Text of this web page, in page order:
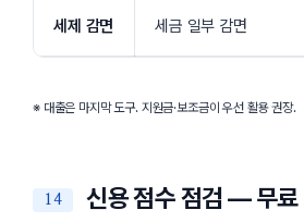
세제 감면 세금 일부 감면
※ 대출은 마지막 도구. 지원금·보조금이 우선 활용 권장.
신용 점수 점검 — 무료